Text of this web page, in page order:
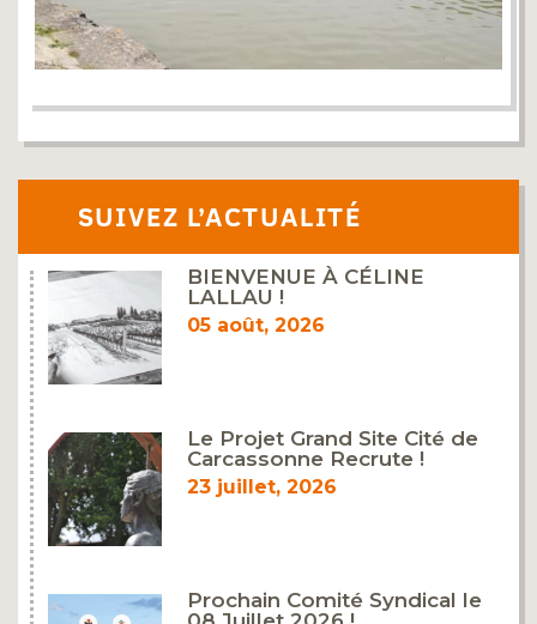
SUIVEZ L’ACTUALITÉ
BIENVENUE À CÉLINE
LALLAU !
05 août, 2026
Le Projet Grand Site Cité de
Carcassonne Recrute !
23 juillet, 2026
Prochain Comité Syndical le